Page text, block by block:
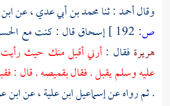
وقالأحمد: ثنامحمد بن أبي عدي، عن
ص:
إسحاققال : كنت مع
هريرة فقال :أرني أقبل منك حيث
عليه وسلم يقبل . فقال بقميصه . قال :
. ثم رواه عنإسماعيل ابن علية، عنابن